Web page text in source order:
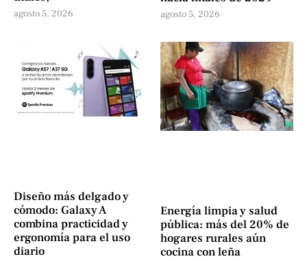
agosto 5, 2026 agosto 5, 2026
Diseño más delgado y
cómodo: Galaxy A
combina practicidad y
ergonomía para el uso
diario
Energía limpia y salud
pública: más del 20% de
hogares rurales aún
cocina con leña